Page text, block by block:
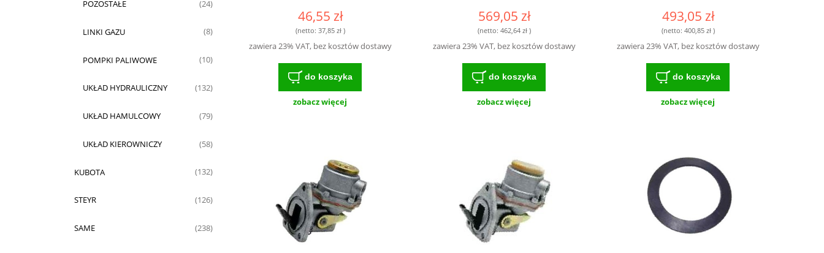
POZOSTAŁE (24)
LINKI GAZU (8)
POMPKI PALIWOWE (10)
UKŁAD HYDRAULICZNY (132)
UKŁAD HAMULCOWY (79)
UKŁAD KIEROWNICZY (58)
KUBOTA (132)
STEYR (126)
SAME (238)
46,55 zł
(netto: 37,85 zł)
zawiera 23% VAT, bez kosztów dostawy
do koszyka
zobacz więcej
569,05 zł
(netto: 462,64 zł)
zawiera 23% VAT, bez kosztów dostawy
do koszyka
zobacz więcej
493,05 zł
(netto: 400,85 zł)
zawiera 23% VAT, bez kosztów dostawy
do koszyka
zobacz więcej